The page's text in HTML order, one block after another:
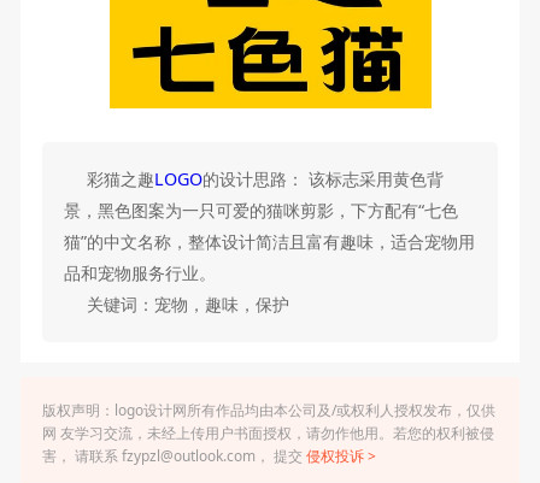
彩猫之趣LOGO的设计思路： 该标志采用黄色背
景，黑色图案为一只可爱的猫咪剪影，下方配有“七色
猫”的中文名称，整体设计简洁且富有趣味，适合宠物用
品和宠物服务行业。
关键词：宠物，趣味，保护
版权声明：logo设计网所有作品均由本公司及/或权利人授权发布，仅供
网 友学习交流，未经上传用户书面授权，请勿作他用。若您的权利被侵
害， 请联系 fzypzl@outlook.com， 提交 侵权投诉 >